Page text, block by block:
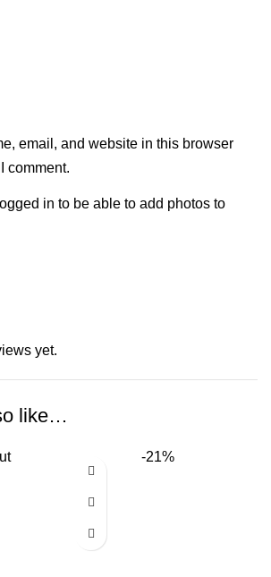
yet.
email, and website in this browser
comment.
in to be able to add photos to
like…
-21%